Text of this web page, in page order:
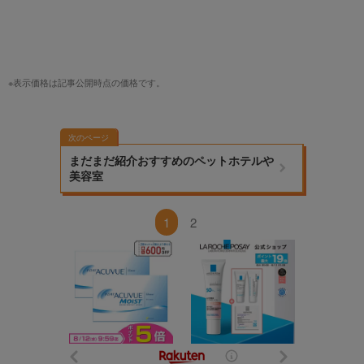
※表示価格は記事公開時点の価格です。
次のページ
まだまだ紹介おすすめのペットホテルや
美容室
1 2